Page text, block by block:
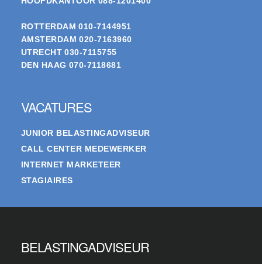
ROTTERDAM 010-7144951
AMSTERDAM 020-7163960
UTRECHT 030-7115755
DEN HAAG 070-7118681
VACATURES
JUNIOR BELASTINGADVISEUR
CALL CENTER MEDEWERKER
INTERNET MARKETEER
STAGIAIRES
BELASTINGADVISEUR